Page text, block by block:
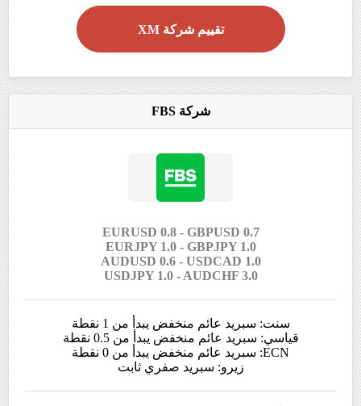
تقييم شركة XM
شركة FBS
EURUSD 0.8 - GBPUSD 0.7
EURJPY 1.0 - GBPJPY 1.0
AUDUSD 0.6 - USDCAD 1.0
USDJPY 1.0 - AUDCHF 3.0
سنت: سبريد عائم منخفض يبدأ من 1 نقطة
قياسي: سبريد عائم منخفض يبدأ من 0.5 نقطة
ECN: سبريد عائم منخفض يبدأ من 0 نقطة
زيرو: سبريد صفري ثابت